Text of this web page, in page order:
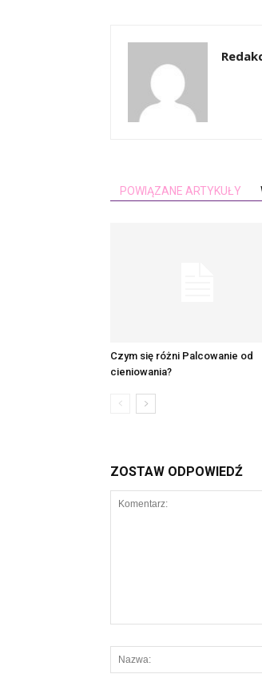
POWIĄZANE ARTYKUŁY
Czym się różni Palcowanie od
cieniowania?
ZOSTAW ODPOWIEDŹ